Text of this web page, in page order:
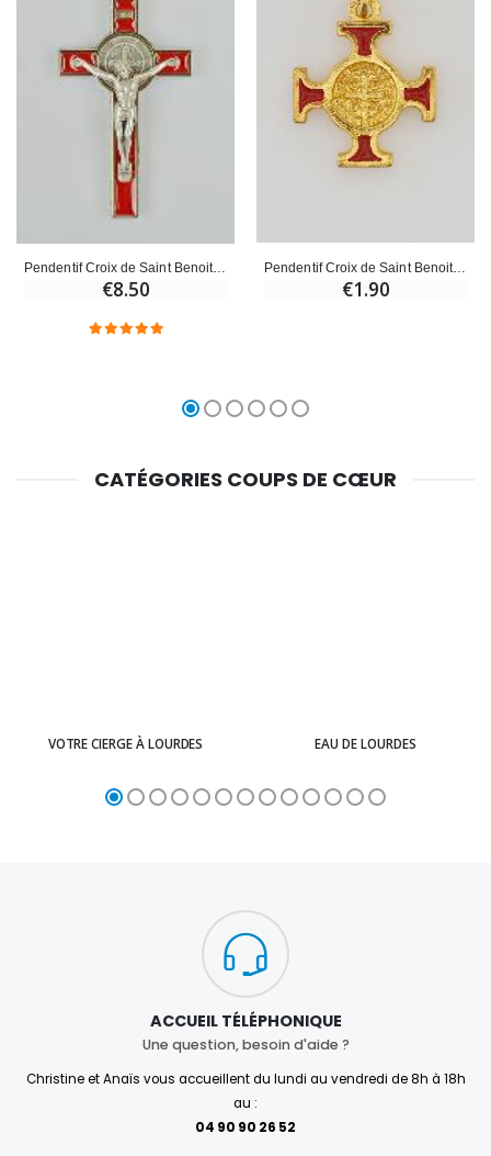
Pendentif Croix de Saint Benoit - Rouge - 8cm
€8.50
Pendentif Croix de Saint Benoit Dorée - Rouge - 2cm
€1.90
CATÉGORIES COUPS DE CŒUR
VOTRE CIERGE À LOURDES EAU DE LOURDES
ACCUEIL TÉLÉPHONIQUE
Une question, besoin d'aide ?
Christine et Anaïs vous accueillent du lundi au vendredi de 8h à 18h
au :
04 90 90 26 52